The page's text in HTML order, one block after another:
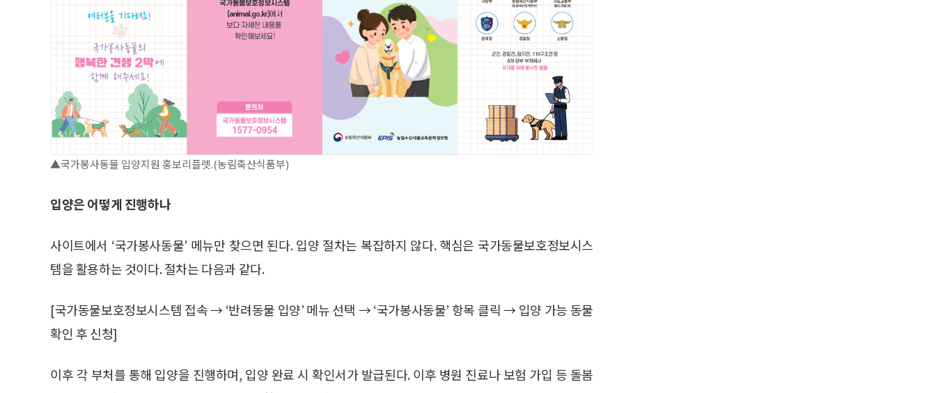
▲국가봉사동물 입양지원 홍보리플렛.(농림축산식품부)
입양은 어떻게 진행하나
사이트에서 ‘국가봉사동물’ 메뉴만 찾으면 된다. 입양 절차는 복잡하지 않다. 핵심은 국가동물보호정보시스
템을 활용하는 것이다. 절차는 다음과 같다.
[국가동물보호정보시스템 접속 → ‘반려동물 입양’ 메뉴 선택 → ‘국가봉사동물’ 항목 클릭 → 입양 가능 동물
확인 후 신청]
이후 각 부처를 통해 입양을 진행하며, 입양 완료 시 확인서가 발급된다. 이후 병원 진료나 보험 가입 등 돌봄